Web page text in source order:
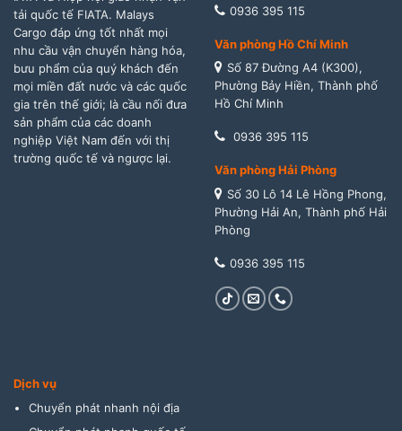
tải quốc tế FIATA. Malays
Cargo đáp ứng tốt nhất mọi
nhu cầu vận chuyển hàng hóa,
bưu phẩm của quý khách đến
mọi miền đất nước và các quốc
gia trên thế giới; là cầu nối đưa
sản phẩm của các doanh
nghiệp Việt Nam đến với thị
trường quốc tế và ngược lại.
0936 395 115
Văn phòng Hồ Chí Minh
Số 87 Đường A4 (K300),
Phường Bảy Hiền, Thành phố
Hồ Chí Minh
0936 395 115
Văn phòng Hải Phòng
Số 30 Lô 14 Lê Hồng Phong,
Phường Hải An, Thành phố Hải
Phòng
0936 395 115
Dịch vụ
Chuyển phát nhanh nội địa